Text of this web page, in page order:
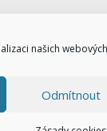
našich
Odmítnout